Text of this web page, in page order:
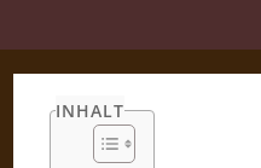
INHALT